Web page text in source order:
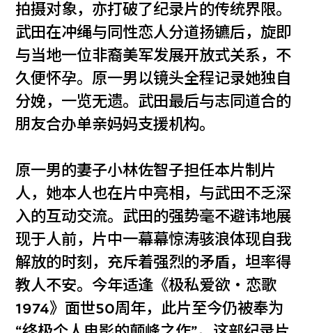
拍摄对象，亦打破了纪录片的传统界限。
武田在冲绳与同性恋人分道扬镳后，旋即
与当地一位非裔美军发展开放式关系，不
久便怀孕。原一男以镜头全程记录她独自
分娩，一览无遗。武田最后与志同道合的
朋友合办单亲妈妈支援机构。
原一男的妻子小林佐智子担任本片制片
人，她本人也在片中亮相，与武田不乏深
入的互动交流。武田的强势毫不避讳地展
现于人前，片中一幕幕惊涛骇浪体现自我
解放的时刻，充斥着强烈的矛盾，坦率得
教人不安。今年适逢《极私爱欲‧恋歌
1974》面世50周年，此片至今仍被奉为